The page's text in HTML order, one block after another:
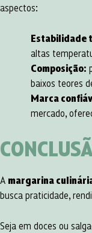
aspectos:
Estabilidade
altas
Composição:
baixos teores
Marca
mercado,
A margarina
busca praticidade,
Seja em doces ou